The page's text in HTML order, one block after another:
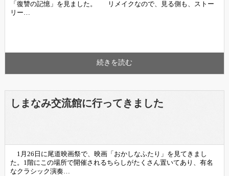
「復讐の記憶」を見ました。 リメイクなので、見る側も、ストー
リー…
続きを読む
しまなみ交流館に行ってきました
1月26日に尾道映画祭で、映画「おかしなふたり」を見てきまし
た。1階にこの場所で開催されるちらしがたくさん置いてあり、有名
なクラシック演奏…